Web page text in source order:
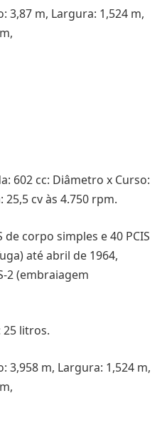
3,87 m, Largura: 1,524 m,
602 cc: Diâmetro x Curso:
cv às 4.750 rpm.
de corpo simples e 40 PCIS
até abril de 1964,
2 (embraiagem
25 litros.
3,958 m, Largura: 1,524 m,